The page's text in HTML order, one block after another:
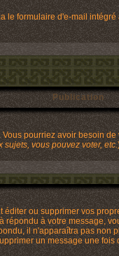
formulaire d'e-mail
Publication
pourriez avoir besoin
vous pouvez voter, etc.
ou supprimer vos
à votre message,
il n'apparaîtra pas
un message une fois